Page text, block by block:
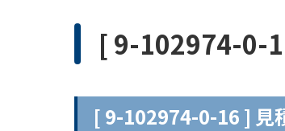
[ 9-102974-0-
[ 9-102974-0-16 ] 見